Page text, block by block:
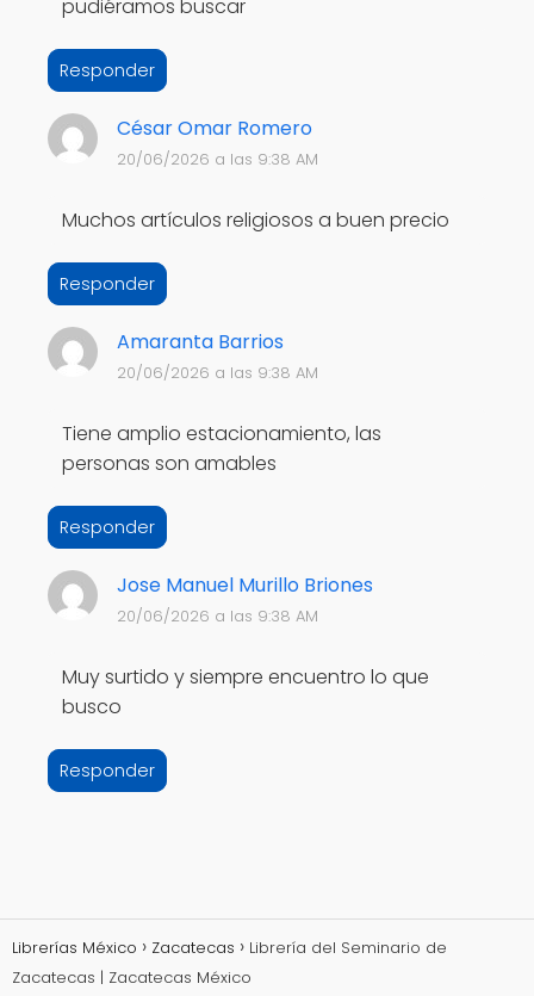
pudiéramos buscar
Responder
César Omar Romero
20/06/2026 a las 9:38 AM
Muchos artículos religiosos a buen precio
Responder
Amaranta Barrios
20/06/2026 a las 9:38 AM
Tiene amplio estacionamiento, las
personas son amables
Responder
Jose Manuel Murillo Briones
20/06/2026 a las 9:38 AM
Muy surtido y siempre encuentro lo que
busco
Responder
Librerías México Zacatecas
Librería del Seminario de
Zacatecas | Zacatecas México